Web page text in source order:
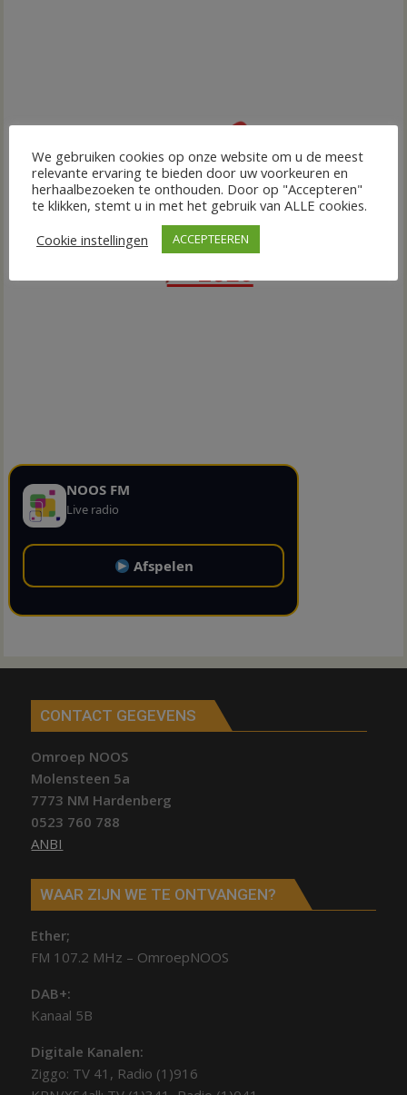
NOOS FM
Live radio
Afspelen
CONTACT GEGEVENS
Omroep NOOS
Molensteen 5a
7773 NM Hardenberg
0523 760 788
ANBI
WAAR ZIJN WE TE ONTVANGEN?
Ether;
FM 107.2 MHz – OmroepNOOS
DAB+:
Kanaal 5B
Digitale Kanalen:
Ziggo: TV 41, Radio (1)916
We gebruiken cookies op onze website om u de meest
relevante ervaring te bieden door uw voorkeuren en
herhaalbezoeken te onthouden. Door op "Accepteren"
te klikken, stemt u in met het gebruik van ALLE cookies.
Cookie instellingen
ACCEPTEEREN